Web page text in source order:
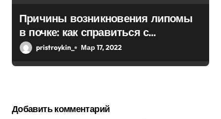
Причины возникновения липомы
в почке: как справиться с
болезнью
pristroykin_ Мар 17, 2022
Добавить комментарий